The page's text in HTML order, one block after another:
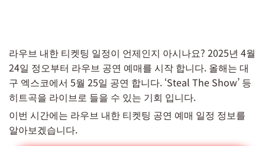
라우브 내한 티켓팅 일정이 언제인지 아시나요? 2025년 4월
24일 정오부터 라우브 공연 예매를 시작 합니다. 올해는 대
구 엑스코에서 5월 25일 공연 합니다. ‘Steal The Show’ 등
히트곡을 라이브로 들을 수 있는 기회 입니다.
이번 시간에는 라우브 내한 티켓팅 공연 예매 일정 정보를
알아보겠습니다.